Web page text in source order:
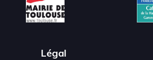
Légal